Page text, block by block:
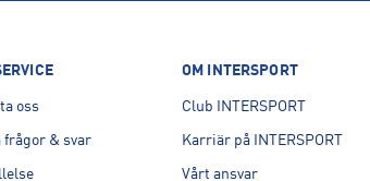
oss
frågor & svar
OM INTERSPORT
Club INTERSPORT
Karriär på INTERSPORT
Vårt ansvar